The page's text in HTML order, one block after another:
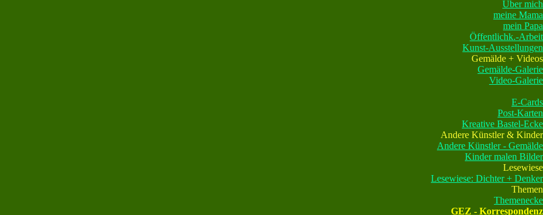
Über mich
meine Mama
mein Papa
Öffentlichk.-Arbeit
Kunst-Ausstellungen
Gemälde + Videos
Gemälde-Galerie
Video-Galerie
E-Cards
Post-Karten
Kreative Bastel-Ecke
Andere Künstler & Kinder
Andere Künstler - Gemälde
Kinder malen Bilder
Lesewiese
Lesewiese: Dichter + Denker
Themen
Themenecke
GEZ - Korrespondenz